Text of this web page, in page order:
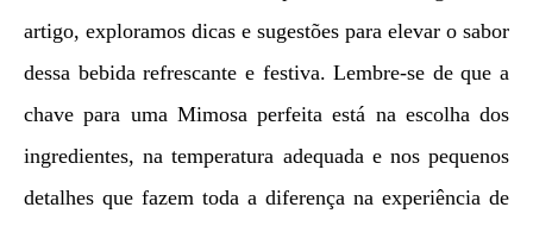
artigo, exploramos dicas e sugestões para elevar o sabor
dessa bebida refrescante e festiva. Lembre-se de que a
chave para uma Mimosa perfeita está na escolha dos
ingredientes, na temperatura adequada e nos pequenos
detalhes que fazem toda a diferença na experiência de